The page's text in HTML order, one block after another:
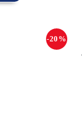
-20%